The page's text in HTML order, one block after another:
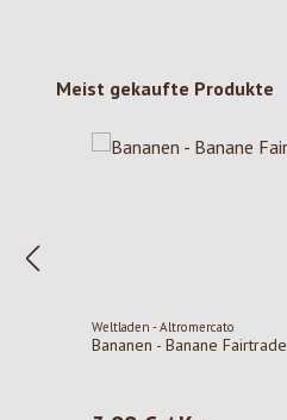
Produktgalerie überspringen
Meist gekaufte Produkte
Weltladen - Altromercato
Bananen - Banane Fairtrade